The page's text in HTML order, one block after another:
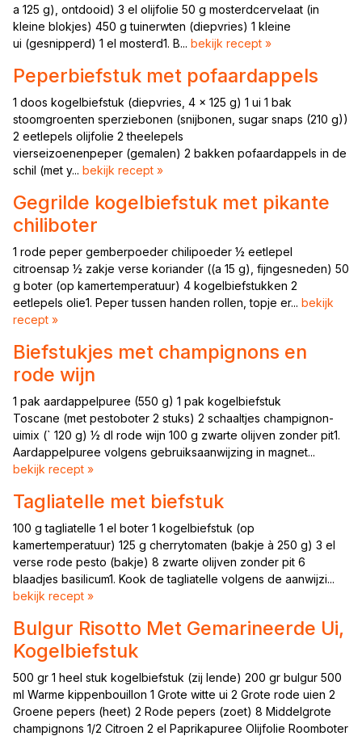
a 125 g), ontdooid) 3 el olijfolie 50 g mosterdcervelaat (in
kleine blokjes) 450 g tuinerwten (diepvries) 1 kleine
ui (gesnipperd) 1 el mosterd1. B... bekijk recept »
Peperbiefstuk met pofaardappels
1 doos kogelbiefstuk (diepvries, 4 x 125 g) 1 ui 1 bak
stoomgroenten sperziebonen (snijbonen, sugar snaps (210 g))
2 eetlepels olijfolie 2 theelepels
vierseizoenenpeper (gemalen) 2 bakken pofaardappels in de
schil (met y... bekijk recept »
Gegrilde kogelbiefstuk met pikante
chiliboter
1 rode peper gemberpoeder chilipoeder ½ eetlepel
citroensap ½ zakje verse koriander ((a 15 g), fijngesneden) 50
g boter (op kamertemperatuur) 4 kogelbiefstukken 2
eetlepels olie1. Peper tussen handen rollen, topje er... bekijk
recept »
Biefstukjes met champignons en
rode wijn
1 pak aardappelpuree (550 g) 1 pak kogelbiefstuk
Toscane (met pestoboter 2 stuks) 2 schaaltjes champignon-
uimix (` 120 g) ½ dl rode wijn 100 g zwarte olijven zonder pit1.
Aardappelpuree volgens gebruiksaanwijzing in magnet...
bekijk recept »
Tagliatelle met biefstuk
100 g tagliatelle 1 el boter 1 kogelbiefstuk (op
kamertemperatuur) 125 g cherrytomaten (bakje à 250 g) 3 el
verse rode pesto (bakje) 8 zwarte olijven zonder pit 6
blaadjes basilicum1. Kook de tagliatelle volgens de aanwijzi...
bekijk recept »
Bulgur Risotto Met Gemarineerde Ui,
Kogelbiefstuk
500 gr 1 heel stuk kogelbiefstuk (zij lende) 200 gr bulgur 500
ml Warme kippenbouillon 1 Grote witte ui 2 Grote rode uien 2
Groene pepers (heet) 2 Rode pepers (zoet) 8 Middelgrote
champignons 1/2 Citroen 2 el Paprikapuree Olijfolie Roomboter